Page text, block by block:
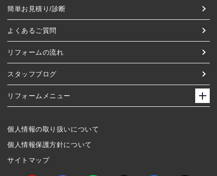
簡単お見積り/診断
よくあるご質問
リフォームの流れ
スタッフブログ
リフォームメニュー
個人情報の取り扱いについて
個人情報保護方針について
サイトマップ